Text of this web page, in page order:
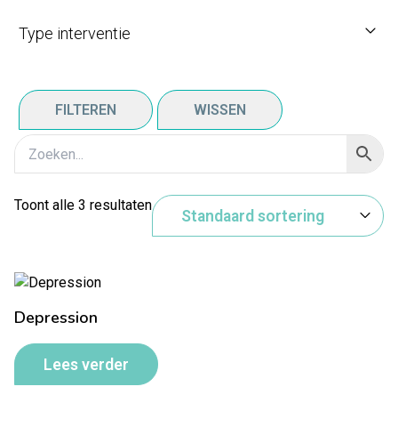
Type interventie
FILTEREN WISSEN
Toont alle 3 resultaten
Depression
Lees verder